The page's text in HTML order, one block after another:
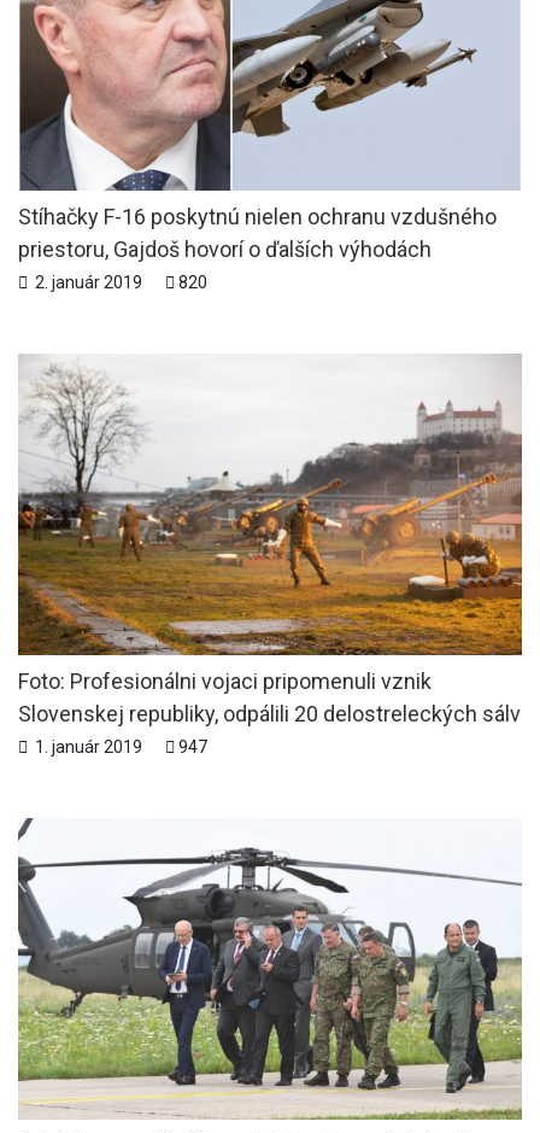
Stíhačky F-16 poskytnú nielen ochranu vzdušného
priestoru, Gajdoš hovorí o ďalších výhodách
2. január 2019 820
Foto: Profesionálni vojaci pripomenuli vznik
Slovenskej republiky, odpálili 20 delostreleckých sálv
1. január 2019 947